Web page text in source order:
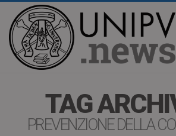
TAG
PREVENZIONE DELLA